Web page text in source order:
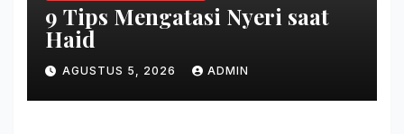
9 Tips Mengatasi Nyeri saat
Haid
AGUSTUS 5, 2026 ADMIN